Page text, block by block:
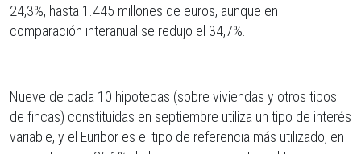
24,3%, hasta 1.445 millones de euros, aunque en
comparación interanual se redujo el 34,7%.
Nueve de cada 10 hipotecas (sobre viviendas y otros tipos
de fincas) constituidas en septiembre utiliza un tipo de interés
variable, y el Euribor es el tipo de referencia más utilizado, en